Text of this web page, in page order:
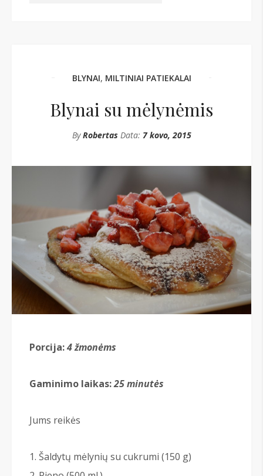
BLYNAI, MILTINIAI PATIEKALAI
Blynai su mėlynėmis
ByRobertas Data: 7 kovo, 2015
Porcija:4 žmonėms
Gaminimo laikas:25 minutės
Jums reikės
Šaldytų mėlynių su cukrumi (150 g)